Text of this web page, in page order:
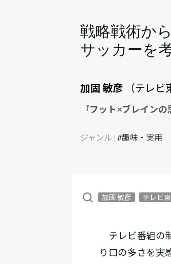
戦略戦術か
サッカーを
加固 敏彦 （テレ
『フット×ブレイン
ジャンル : #趣味・実用
加固 敏彦 テレビ
テレビ番組の
り口の多さを実